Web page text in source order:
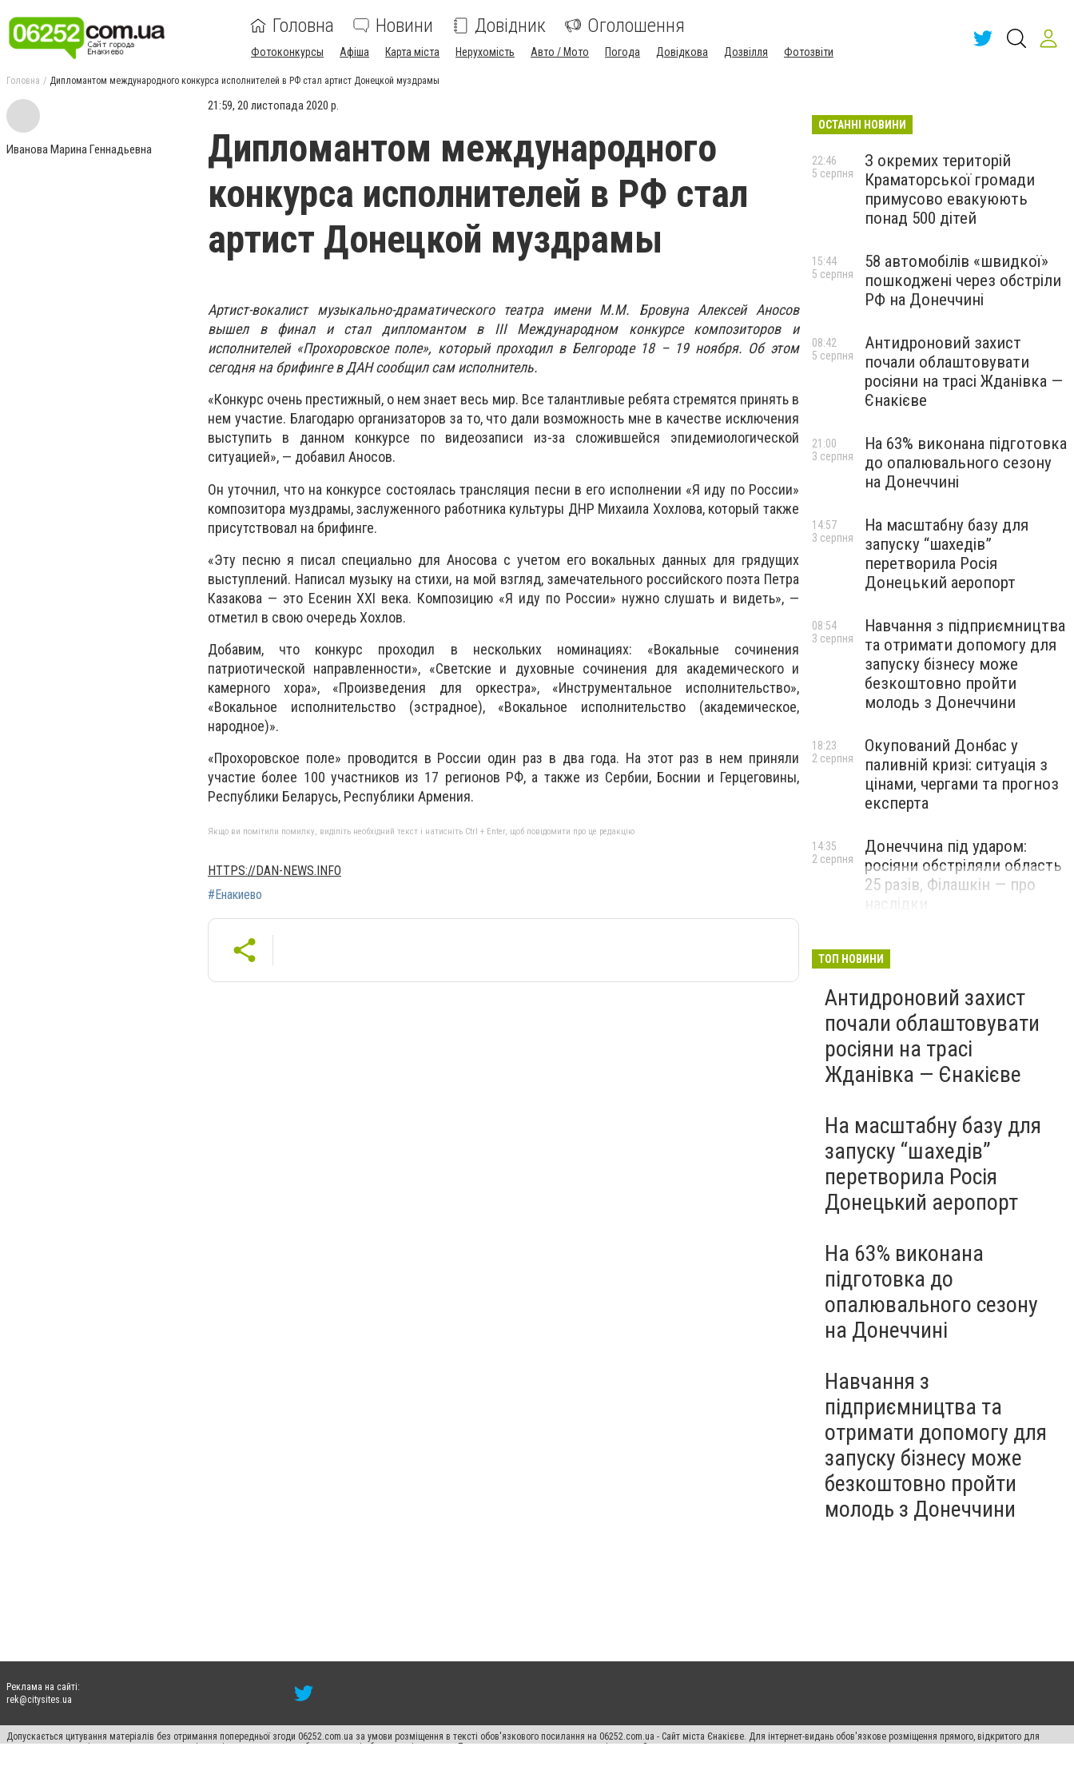
Головна Новини Довідник Оголошення
Фотоконкурсы Афіша Карта міста Нерухомість Авто / Мото Погода Довідкова Дозвілля Фотозвіти
Головна Дипломантом международного конкурса исполнителей в РФ стал артист Донецкой муздрамы
Иванова Марина Геннадьевна
21:59, 20 листопада 2020 р.
Дипломантом международного
конкурса исполнителей в РФ стал
артист Донецкой муздрамы
Артист-вокалист музыкально-драматического театра имени М.М. Бровуна Алексей Аносов
вышел в финал и стал дипломантом в III Международном конкурсе композиторов и
исполнителей «Прохоровское поле», который проходил в Белгороде 18 – 19 ноября. Об этом
сегодня на брифинге в ДАН сообщил сам исполнитель.
«Конкурс очень престижный, о нем знает весь мир. Все талантливые ребята стремятся принять в
нем участие. Благодарю организаторов за то, что дали возможность мне в качестве исключения
выступить в данном конкурсе по видеозаписи из-за сложившейся эпидемиологической
ситуацией», — добавил Аносов.
Он уточнил, что на конкурсе состоялась трансляция песни в его исполнении «Я иду по России»
композитора муздрамы, заслуженного работника культуры ДНР Михаила Хохлова, который также
присутствовал на брифинге.
«Эту песню я писал специально для Аносова с учетом его вокальных данных для грядущих
выступлений. Написал музыку на стихи, на мой взгляд, замечательного российского поэта Петра
Казакова — это Есенин XXI века. Композицию «Я иду по России» нужно слушать и видеть», —
отметил в свою очередь Хохлов.
Добавим, что конкурс проходил в нескольких номинациях: «Вокальные сочинения
патриотической направленности», «Светские и духовные сочинения для академического и
камерного хора», «Произведения для оркестра», «Инструментальное исполнительство»,
«Вокальное исполнительство (эстрадное), «Вокальное исполнительство (академическое,
народное)».
«Прохоровское поле» проводится в России один раз в два года. На этот раз в нем приняли
участие более 100 участников из 17 регионов РФ, а также из Сербии, Боснии и Герцеговины,
Республики Беларусь, Республики Армения.
Якщо ви помітили помилку, виділіть необхідний текст і натисніть Ctrl + Enter, щоб повідомити про це редакцію
HTTPS://DAN-NEWS.INFO
#Енакиево
ОСТАННІ НОВИНИ
З окремих територій
Краматорської громади
примусово евакуюють
понад 500 дітей
22:46
5 серпня
58 автомобілів «швидкої»
пошкоджені через обстріли
РФ на Донеччині
15:44
5 серпня
Антидроновий захист
почали облаштовувати
росіяни на трасі Жданівка —
Єнакієве
08:42
5 серпня
На 63% виконана підготовка
до опалювального сезону
на Донеччині
21:00
3 серпня
На масштабну базу для
запуску “шахедів”
перетворила Росія
Донецький аеропорт
14:57
3 серпня
Навчання з підприємництва
та отримати допомогу для
запуску бізнесу може
безкоштовно пройти
молодь з Донеччини
08:54
3 серпня
Окупований Донбас у
паливній кризі: ситуація з
цінами, чергами та прогноз
експерта
18:23
2 серпня
Донеччина під ударом:
росіяни обстріляли область
25 разів, Філашкін — про
14:35
2 серпня
ТОП НОВИНИ
Антидроновий захист
почали облаштовувати
росіяни на трасі
Жданівка — Єнакієве
На масштабну базу для
запуску “шахедів”
перетворила Росія
Донецький аеропорт
На 63% виконана
підготовка до
опалювального сезону
на Донеччині
Навчання з
підприємництва та
отримати допомогу для
запуску бізнесу може
безкоштовно пройти
молодь з Донеччини
Реклама на сайті:
rek@citysites.ua
Допускається цитування матеріалів без отримання попередньої згоди 06252.com.ua за умови розміщення в тексті обов'язкового посилання на 06252.com.ua - Сайт міста Єнакієве. Для інтернет-видань обов'язкове розміщення прямого, відкритого для
пошукових систем гіперпосилання на цитовані статті не нижче другого абзацу в тексті або в якості джерела. Порушення виняткових прав переслідується Законом.